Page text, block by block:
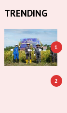
TRENDING
1
2